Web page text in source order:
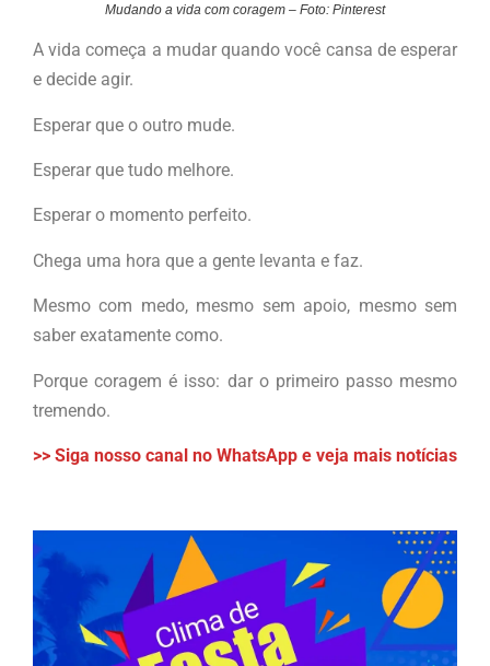
Mudando a vida com coragem – Foto: Pinterest
A vida começa a mudar quando você cansa de esperar
e decide agir.
Esperar que o outro mude.
Esperar que tudo melhore.
Esperar o momento perfeito.
Chega uma hora que a gente levanta e faz.
Mesmo com medo, mesmo sem apoio, mesmo sem
saber exatamente como.
Porque coragem é isso: dar o primeiro passo mesmo
tremendo.
>> Siga nosso canal no WhatsApp e veja mais notícias